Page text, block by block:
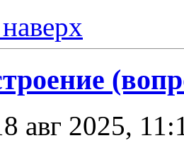
авг 2025,